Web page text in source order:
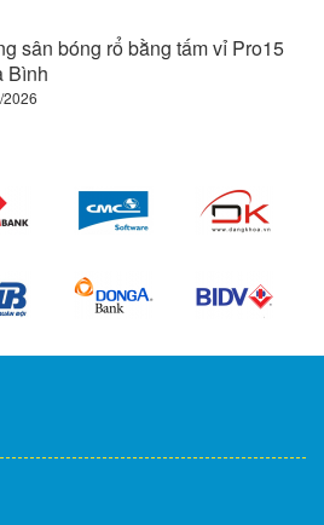
sân bóng rổ bằng tấm vỉ Pro15
Bình
2026